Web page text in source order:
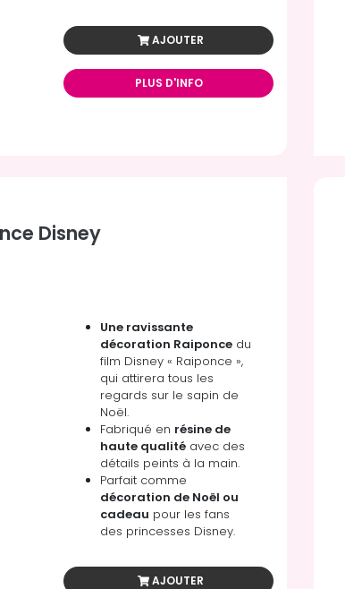
AJOUTER
PLUS D'INFO
Disney
Une ravissante
décoration Raiponce du
film Disney « Raiponce »,
qui attirera tous les
regards sur le sapin de
Noël.
Fabriqué en résine de
haute qualité avec des
détails peints à la main.
Parfait comme
décoration de Noël ou
cadeau pour les fans
des princesses Disney.
AJOUTER